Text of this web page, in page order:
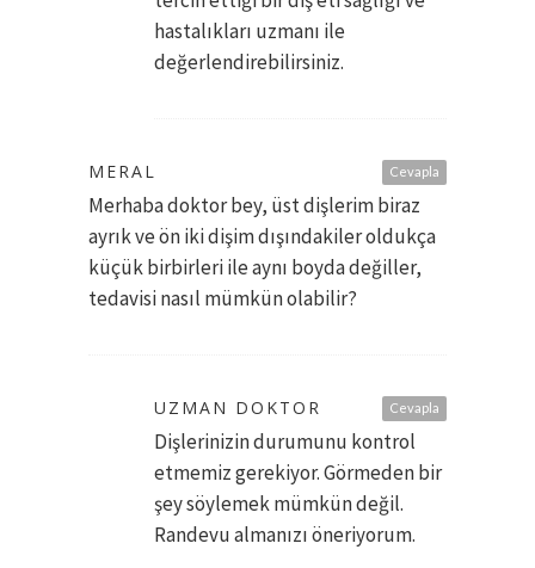
hastalıkları uzmanı ile
değerlendirebilirsiniz.
Cevapla
MERAL
Merhaba doktor bey, üst dişlerim biraz
ayrık ve ön iki dişim dışındakiler oldukça
küçük birbirleri ile aynı boyda değiller,
tedavisi nasıl mümkün olabilir?
Cevapla
UZMAN DOKTOR
Dişlerinizin durumunu kontrol
etmemiz gerekiyor. Görmeden bir
şey söylemek mümkün değil.
Randevu almanızı öneriyorum.